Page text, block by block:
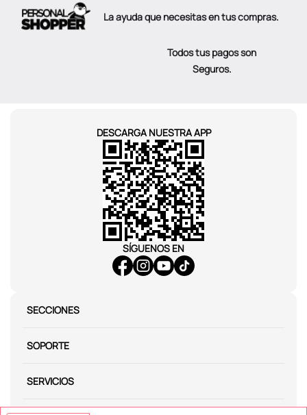
La ayuda que necesitas en tus compras.
Todos tus pagos son
Seguros.
DESCARGA NUESTRA APP
SÍGUENOS EN
SECCIONES
SOPORTE
SERVICIOS